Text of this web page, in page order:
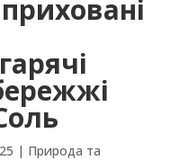
| Природа та